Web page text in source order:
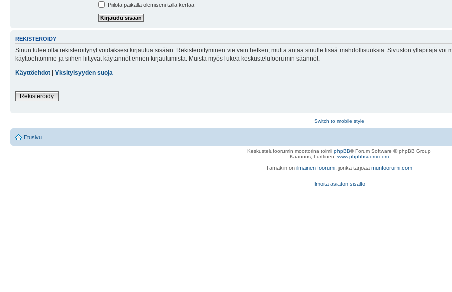
Piilota paikalla olemiseni tällä kertaa
REKISTERÖIDY
Sinun tulee olla rekisteröitynyt voidaksesi kirjautua sisään. Rekisteröityminen vie vain hetken, mutta antaa sinulle lisää mahdollisuuksia. Sivuston ylläpitäjä
käyttöehtomme ja siihen liittyvät käytännöt ennen kirjautumista. Muista myös lukea keskustelufoorumin säännöt.
Käyttöehdot
Yksityisyyden suoja
Rekisteröidy
Switch to mobile style
Etusivu
Keskustelufoorumin moottorina toimii phpBB® Forum Software © phpBB Group
Käännös, Lurttinen, www.phpbbsuomi.com
Tämäkin on ilmainen foorumi , jonka tarjoaa munfoorumi.com
Ilmoita asiaton sisältö